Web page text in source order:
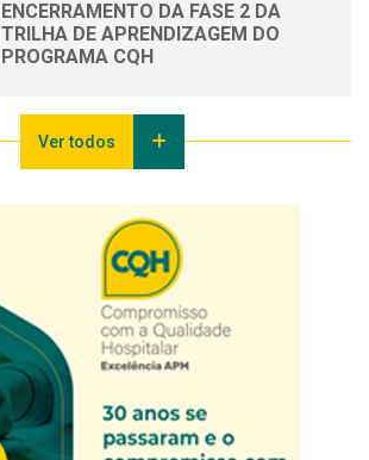
ENCERRAMENTO DA FASE 2 DA
TRILHA DE APRENDIZAGEM DO
PROGRAMA CQH
Ver todos